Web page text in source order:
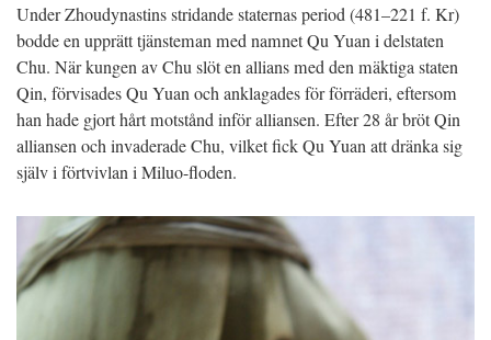
Under Zhoudynastins stridande staternas period (481–221 f. Kr)
bodde en upprätt tjänsteman med namnet Qu Yuan i delstaten
Chu. När kungen av Chu slöt en allians med den mäktiga staten
Qin, förvisades Qu Yuan och anklagades för förräderi, eftersom
han hade gjort hårt motstånd inför alliansen. Efter 28 år bröt Qin
alliansen och invaderade Chu, vilket fick Qu Yuan att dränka sig
själv i förtvivlan i Miluo-floden.